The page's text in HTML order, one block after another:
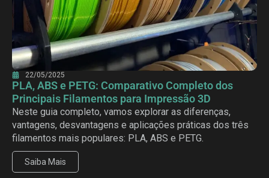
22/05/2025
PLA, ABS e PETG: Comparativo Completo dos
Principais Filamentos para Impressão 3D
Neste guia completo, vamos explorar as diferenças,
vantagens, desvantagens e aplicações práticas dos três
filamentos mais populares: PLA, ABS e PETG.
Saiba Mais